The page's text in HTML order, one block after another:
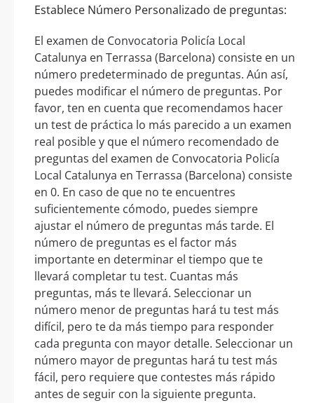
Establece Número Personalizado de preguntas:
El examen de Convocatoria Policía Local
Catalunya en Terrassa (Barcelona) consiste en un
número predeterminado de preguntas. Aún así,
puedes modificar el número de preguntas. Por
favor, ten en cuenta que recomendamos hacer
un test de práctica lo más parecido a un examen
real posible y que el número recomendado de
preguntas del examen de Convocatoria Policía
Local Catalunya en Terrassa (Barcelona) consiste
en 0. En caso de que no te encuentres
suficientemente cómodo, puedes siempre
ajustar el número de preguntas más tarde. El
número de preguntas es el factor más
importante en determinar el tiempo que te
llevará completar tu test. Cuantas más
preguntas, más te llevará. Seleccionar un
número menor de preguntas hará tu test más
difícil, pero te da más tiempo para responder
cada pregunta con mayor detalle. Seleccionar un
número mayor de preguntas hará tu test más
fácil, pero requiere que contestes más rápido
antes de seguir con la siguiente pregunta.